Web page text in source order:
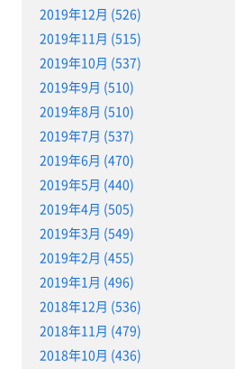
2019年12月 (526)
2019年11月 (515)
2019年10月 (537)
2019年9月 (510)
2019年8月 (510)
2019年7月 (537)
2019年6月 (470)
2019年5月 (440)
2019年4月 (505)
2019年3月 (549)
2019年2月 (455)
2019年1月 (496)
2018年12月 (536)
2018年11月 (479)
2018年10月 (436)